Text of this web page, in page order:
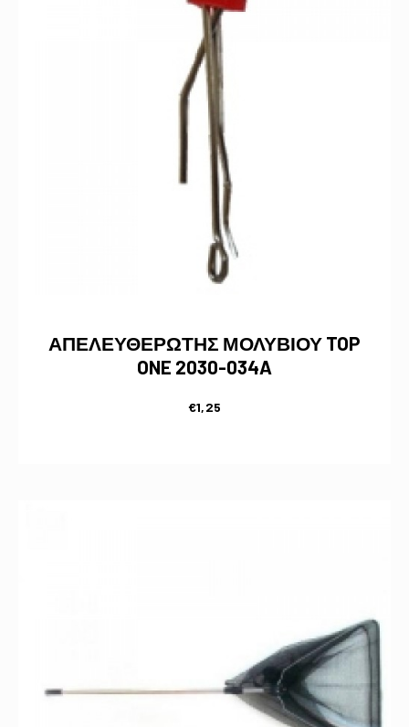
ΑΠΕΛΕΥΘΕΡΩΤΗΣ ΜΟΛΥΒΙΟΥ TOP
ONE 2030-034A
€1,25